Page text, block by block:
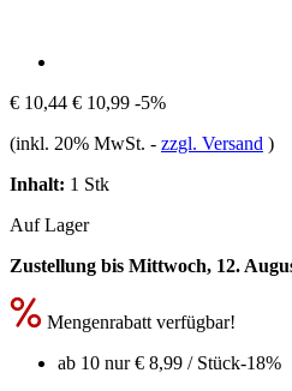
€ 10,44 € 10,99 -5%
(inkl. 20% MwSt. - zzgl. Versand )
Inhalt: 1 Stk
Auf Lager
Zustellung bis Mittwoch, 12.
Mengenrabatt verfügbar!
ab 10 nur€ 8,99 / Stück-18%